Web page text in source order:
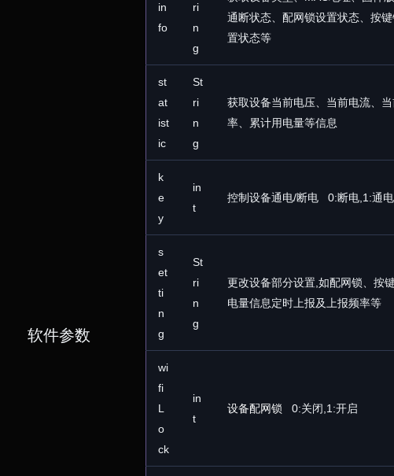
软件参数
in
fo
ri
n
g
通断状态、配网锁设置状态、按
置状态等
st
at
ist
ic
St
ri
n
g
获取设备当前电压、当前电流、
率、累计用电量等信息
k
e
y
in
t
控制设备通电/断电 0:断电,1:通电
s
et
ti
n
g
St
ri
n
g
更改设备部分设置,如配网锁、按
电量信息定时上报及上报频率等
wi
fi
L
o
ck
in
t
设备配网锁 0:关闭,1:开启